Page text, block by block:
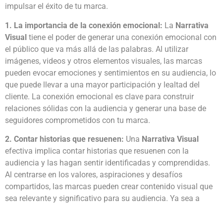
impulsar el éxito de tu marca.
1. La importancia de la conexión emocional: La Narrativa
Visual tiene el poder de generar una conexión emocional con
el público que va más allá de las palabras. Al utilizar
imágenes, videos y otros elementos visuales, las marcas
pueden evocar emociones y sentimientos en su audiencia, lo
que puede llevar a una mayor participación y lealtad del
cliente. La conexión emocional es clave para construir
relaciones sólidas con la audiencia y generar una base de
seguidores comprometidos con tu marca.
2. Contar historias que resuenen: Una Narrativa Visual
efectiva implica contar historias que resuenen con la
audiencia y las hagan sentir identificadas y comprendidas.
Al centrarse en los valores, aspiraciones y desafíos
compartidos, las marcas pueden crear contenido visual que
sea relevante y significativo para su audiencia. Ya sea a